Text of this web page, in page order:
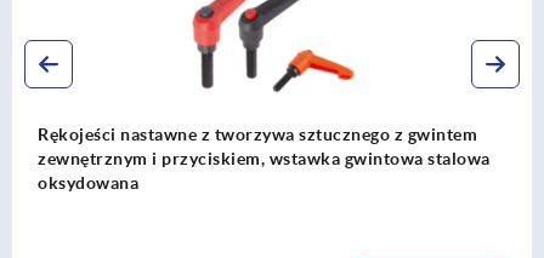
nastawne z tworzywa sztucznego z gwintem
i przyciskiem, wstawka gwintowa stalowa